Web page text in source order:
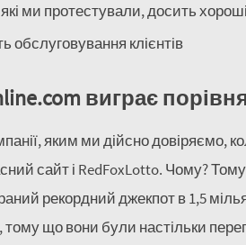
які ми протестували, досить
обслуговування клієнтів
виграє
яким ми дійсно довіряємо,
сайт і RedFoxLotto. Чому?
рекордний джекпот в 1,5
тому що вони були настільки